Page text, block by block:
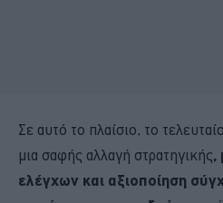
Σε αυτό το πλαίσιο, το
μια σαφής αλλαγή στρατηγικής,
ελέγχων και αξιοποίηση